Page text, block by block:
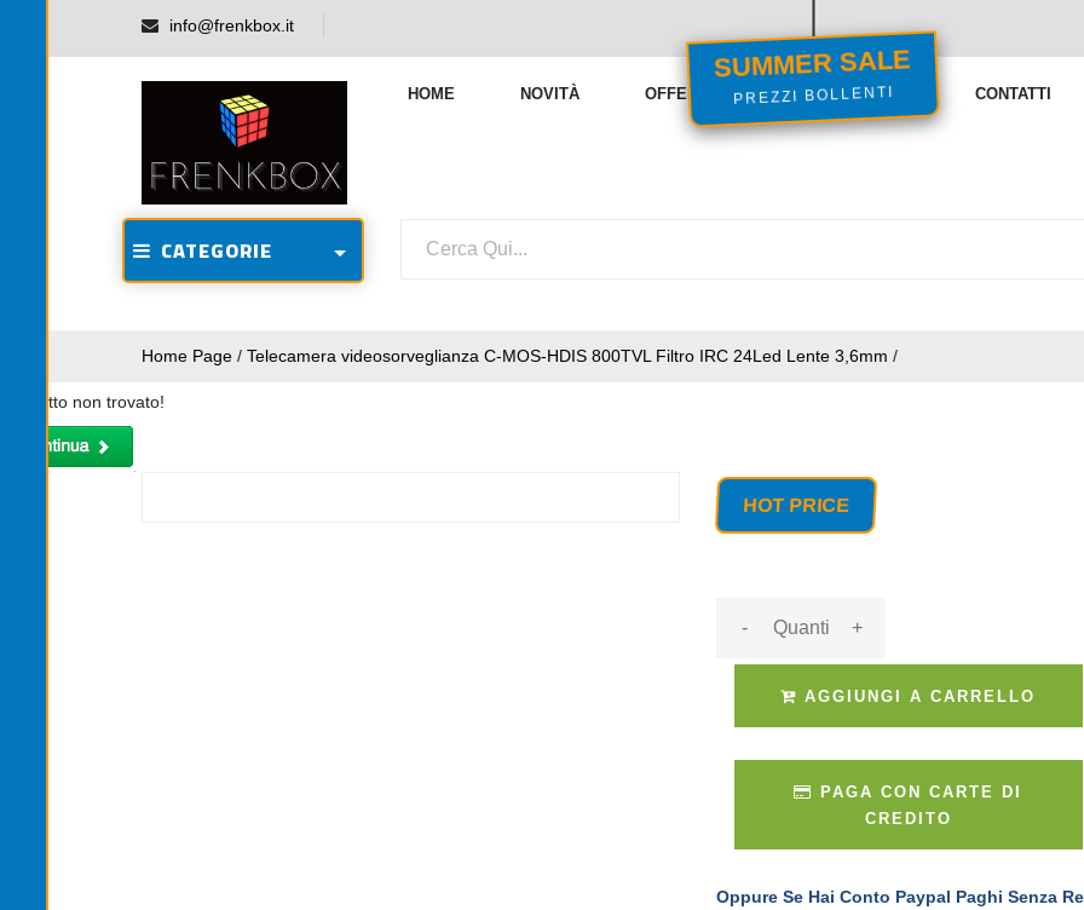
SUMMER SALE
PREZZI BOLLENTI
info@frenkbox.it
HOME NOVITÀ OFFERTE VENDITE FLASH CONTATTI
CATEGORIE
Home Page / Telecamera videosorveglianza C-MOS-HDIS 800TVL Filtro IRC 24Led Lente 3,6mm /
Prodotto non trovato!
HOT PRICE
- +
AGGIUNGI A CARRELLO
CREDITO
Oppure Se Hai Conto Paypal Paghi Senza